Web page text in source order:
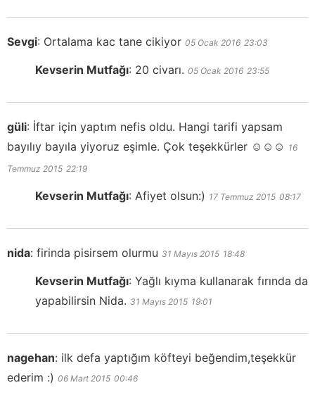
Sevgi: Ortalama kac tane cikiyor 05 Ocak 2016 23:03
Kevserin Mutfağı: 20 civarı. 05 Ocak 2016 23:55
güli: İftar için yaptım nefis oldu. Hangi tarifi yapsam
bayılıy bayıla yiyoruz eşimle. Çok teşekkürler ☺️☺️☺️ 16
Temmuz 2015 22:19
Kevserin Mutfağı: Afiyet olsun:) 17 Temmuz 2015 08:17
nida: firinda pisirsem olurmu 31 Mayıs 2015 18:48
Kevserin Mutfağı: Yağlı kıyma kullanarak fırında da
yapabilirsin Nida. 31 Mayıs 2015 19:01
nagehan: ilk defa yaptığım köfteyi beğendim,teşekkür
ederim :) 06 Mart 2015 00:46